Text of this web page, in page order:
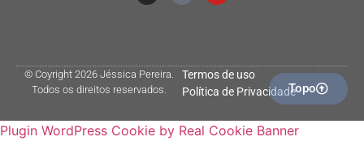
© Coyright 2026 Jéssica Pereira.
Todos os direitos reservados.
Termos de uso
Política de PrivacidadeTopo
Plugin WordPress Cookie by Real Cookie Banner